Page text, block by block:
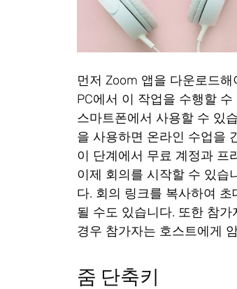
먼저 Zoom 앱을 다운로드
PC에서 이 작업을 수행할
스마트폰에서 사용할 수 있
을 사용하면 온라인 수업을
이 단계에서 무료 계정과 프
이제 회의를 시작할 수 있습
다. 회의 링크를 복사하여
될 수도 있습니다. 또한 참
경우 참가자는 호스트에게
줌 단축키